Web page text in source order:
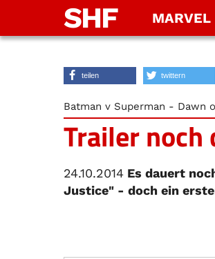
SHF MARVEL
teilen twittern
Batman v Superman - Dawn
Trailer noch
24.10.2014 Es dauert
Justice" - doch ein